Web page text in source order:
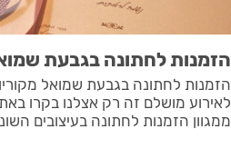
הזמנות לחתונה בגבעת
הזמנות לחתונה בגבעת שמואל מקוריות
לאירוע מושלם זה רק אצלנו בקרו
ממגוון הזמנות לחתונה בעיצובים